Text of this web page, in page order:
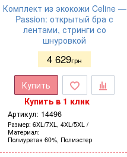
Комплект из экокожи Celine —
Passion: открытый бра с
лентами, стринги со
шнуровкой
4 629грн
Купить
Купить в 1 клик
Артикул: 14496
Размер 6XL/7XL, 4XL/5XL
Материал
Полиуретан 60%, Полиэстер